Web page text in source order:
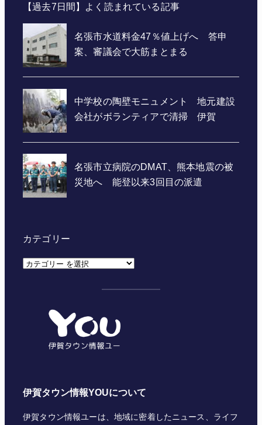
【過去7日間】よく読まれている記事
カテゴリー
カ
伊賀タウン情報YOUについて
伊賀タウン情報ユーは、地域に密着したニュース、ライフ